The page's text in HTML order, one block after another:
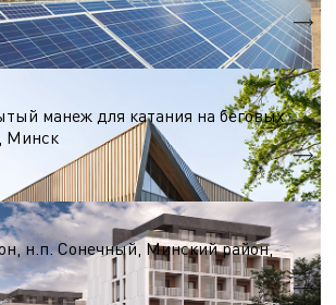
манеж для катания на беговых
Минск
100 000 м.кв.
н.п. Сонечный, Минский район,